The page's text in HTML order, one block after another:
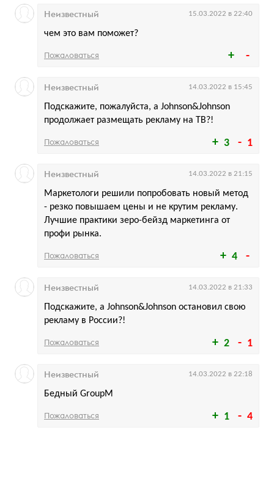
чем это вам поможет?
Неизвестный 15.03.2022 в 22:40
Пожаловаться
3 1
Подскажите, пожалуйста, а Johnson&Johnson
продолжает размещать рекламу на ТВ?!
Неизвестный 14.03.2022 в 15:45
Пожаловаться
4
Маркетологи решили попробовать новый метод
- резко повышаем цены и не крутим рекламу.
Лучшие практики зеро-бейзд маркетинга от
профи рынка.
Неизвестный 14.03.2022 в 21:15
Пожаловаться
2 1
Подскажите, а Johnson&Johnson остановил свою
рекламу в России?!
Неизвестный 14.03.2022 в 21:33
Пожаловаться
1 4
Бедный GroupM
Неизвестный 14.03.2022 в 22:18
Пожаловаться